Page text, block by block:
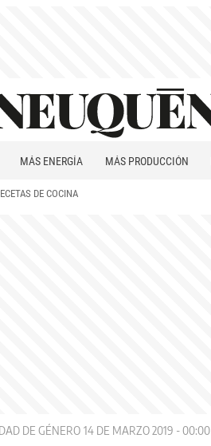
MÁS ENERGÍA MÁS PRODUCCIÓN
DE COCINA
DE GÉNERO 14 DE MARZO 2019 - 00:00